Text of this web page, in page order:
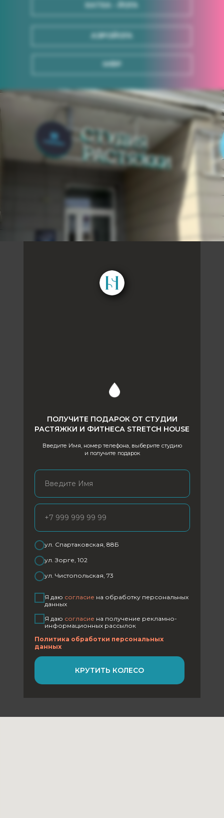
МФР
ХАТХА - ЙОГА
АЭРОЙОГА
КОНТАКТЫ:
Спартаковская , 88Б
(м. Аметьево / Суконная слобода)
Режим работы:
Будни 09:00 – 22:00
Выходные 10:00 – 20:00
Введите Имя
+7 999 999 99 99
ул. Спартаковская, 88Б
ул. Зорге, 102
ул. Чистопольская, 73
Я даю согласие на обработку персональных
данных
Я даю согласие на получение рекламно-
информационных рассылок
Политика обработки персональных
данных
КРУТИТЬ КОЛЕСО
Введите Имя, номер телефона, выберите студию
и получите подарок
ПОЛУЧИТЕ ПОДАРОК ОТ СТУДИИ
РАСТЯЖКИ И ФИТНЕСА STRETCH HOUSE